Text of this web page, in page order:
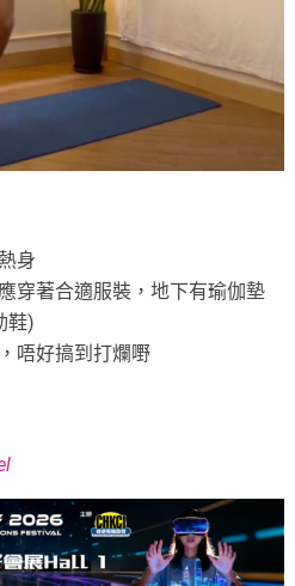
身
穿著合適服裝，地下有瑜伽墊
鞋)
唔好搞到打爛嘢